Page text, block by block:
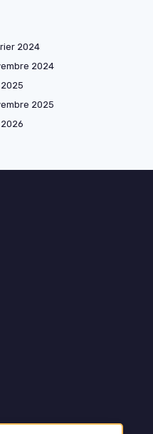
2024
2024
2025
2025
2026